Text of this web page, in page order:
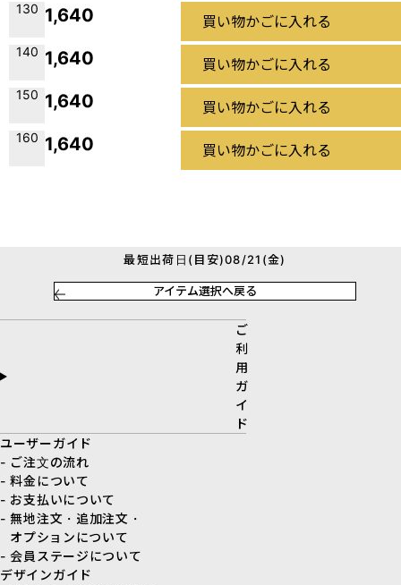
130 1,640 買い物かごに入れる
140 1,640 買い物かごに入れる
150 1,640 買い物かごに入れる
160 1,640 買い物かごに入れる
最短出荷日(目安)08/21(金)
アイテム選択へ戻る
ご
利
用
ガ
イ
ド
ユーザーガイド
- ご注文の流れ
- 料金について
- お支払いについて
- 無地注文・追加注文・
オプションについて
- 会員ステージについて
デザインガイド